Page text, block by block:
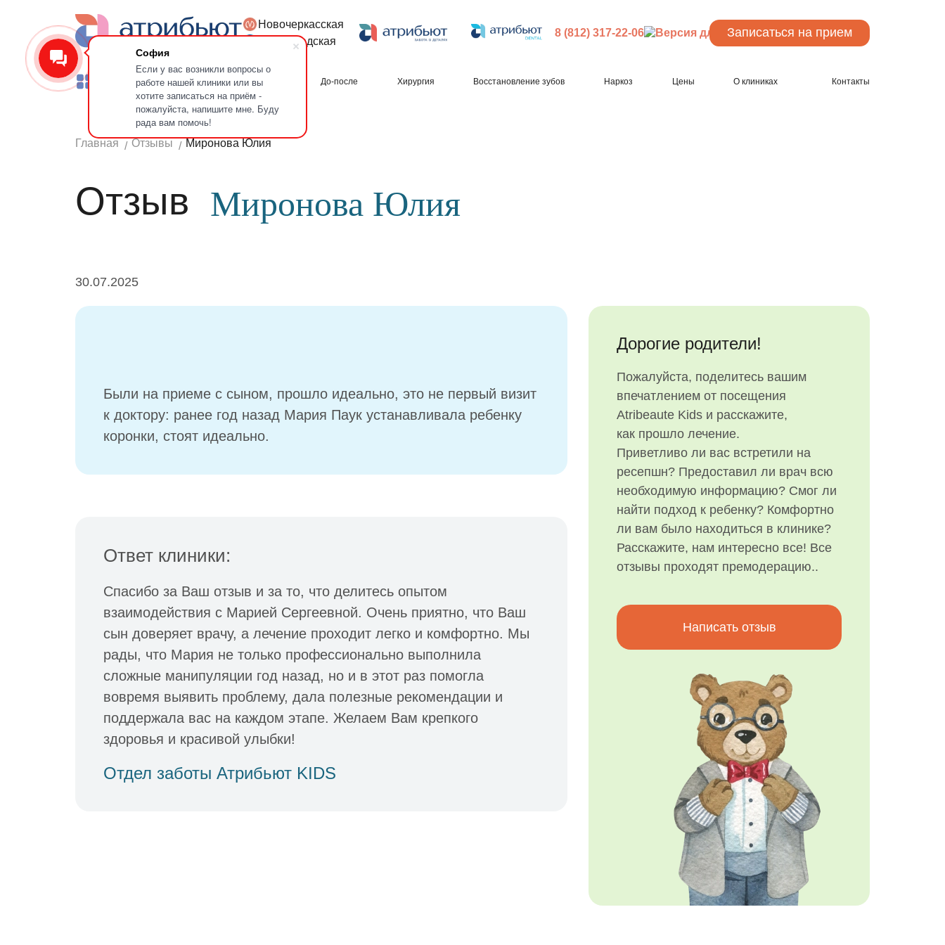
София
Если у вас возникли вопросы о
работе нашей клиники или вы
хотите записаться на приём -
пожалуйста, напишите мне. Буду
рада вам помочь!
Версия для слабовидящих
Новочеркасская
Петроградская
8 (812) 317-22-06 Записаться на прием
Врачи Лечение зубов До-после Хирургия Восстановление зубов Наркоз Цены О клиниках Контакты
Главная Отзывы Миронова Юлия
Отзыв Миронова Юлия
30.07.2025
Были на приеме с сыном, прошло идеально, это не первый визит
к доктору: ранее год назад Мария Паук устанавливала ребенку
коронки, стоят идеально.
Ответ клиники:
Спасибо за Ваш отзыв и за то, что делитесь опытом
взаимодействия с Марией Сергеевной. Очень приятно, что Ваш
сын доверяет врачу, а лечение проходит легко и комфортно. Мы
рады, что Мария не только профессионально выполнила
сложные манипуляции год назад, но и в этот раз помогла
вовремя выявить проблему, дала полезные рекомендации и
поддержала вас на каждом этапе. Желаем Вам крепкого
здоровья и красивой улыбки!
Отдел заботы Атрибьют KIDS
Дорогие родители!
Пожалуйста, поделитесь вашим
впечатлением от посещения
Atribeaute Kids и расскажите,
как прошло лечение.
Приветливо ли вас встретили на
ресепшн? Предоставил ли врач всю
необходимую информацию? Смог ли
найти подход к ребенку? Комфортно
ли вам было находиться в клинике?
Расскажите, нам интересно все! Все
отзывы проходят премодерацию..
Написать отзыв